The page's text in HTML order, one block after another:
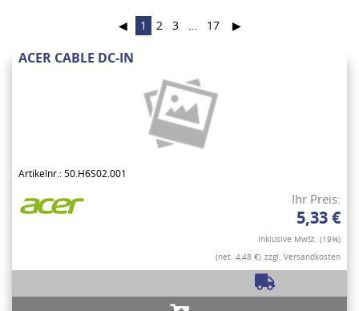
◀ 1 2 3 … 17 ▶
ACER CABLE DC-IN
Artikelnr.: 50.H6S02.001
Ihr Preis:
5,33 €
Inklusive MwSt. (19%)
(net. 4,48 €) zzgl. Versandkosten